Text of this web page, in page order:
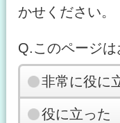
かせください。
Q.このページは
非常に役に
役に立った